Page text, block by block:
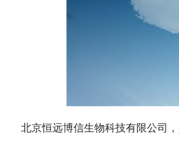
北京恒远博信生物科技有限公司，